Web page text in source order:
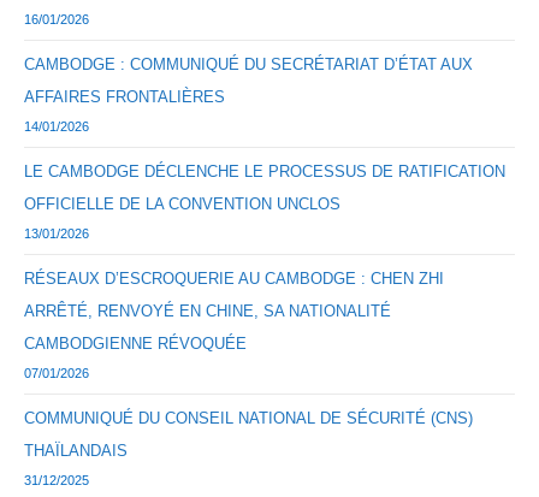
16/01/2026
CAMBODGE : COMMUNIQUÉ DU SECRÉTARIAT D’ÉTAT AUX
AFFAIRES FRONTALIÈRES
14/01/2026
LE CAMBODGE DÉCLENCHE LE PROCESSUS DE RATIFICATION
OFFICIELLE DE LA CONVENTION UNCLOS
13/01/2026
RÉSEAUX D’ESCROQUERIE AU CAMBODGE : CHEN ZHI
ARRÊTÉ, RENVOYÉ EN CHINE, SA NATIONALITÉ
CAMBODGIENNE RÉVOQUÉE
07/01/2026
COMMUNIQUÉ DU CONSEIL NATIONAL DE SÉCURITÉ (CNS)
THAÏLANDAIS
31/12/2025